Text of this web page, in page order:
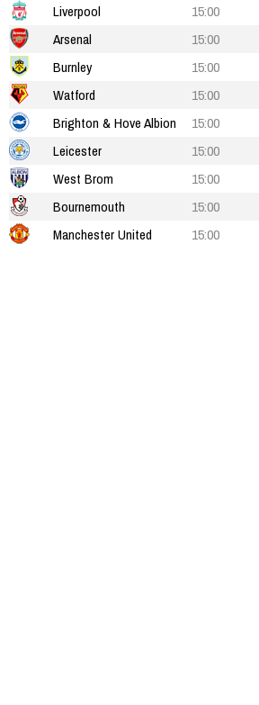
Liverpool
15:00
Arsenal
15:00
Burnley
15:00
Watford
15:00
Brighton & Hove Albion
15:00
Leicester
15:00
West Brom
15:00
Bournemouth
15:00
Manchester United
15:00